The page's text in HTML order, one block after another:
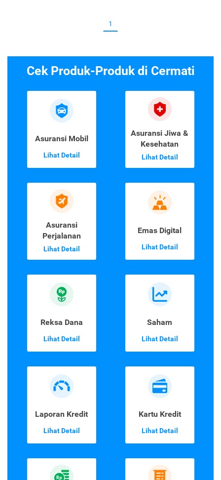
1
Cek Produk-Produk di Cermati
Asuransi Mobil
Lihat Detail
Asuransi Jiwa &
Kesehatan
Lihat Detail
Asuransi
Perjalanan
Lihat Detail
Emas Digital
Lihat Detail
Reksa Dana
Lihat Detail
Saham
Lihat Detail
Laporan Kredit
Lihat Detail
Kartu Kredit
Lihat Detail